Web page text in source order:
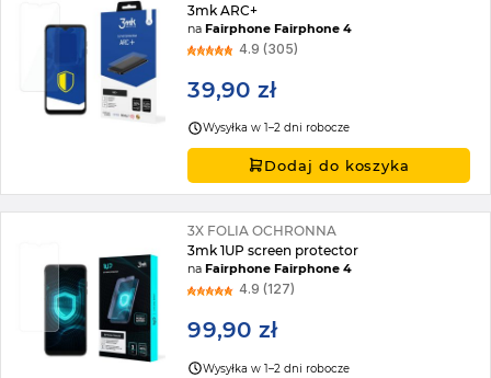
3mk ARC+
naFairphone Fairphone 4
4.9 (305)
39,90 zł
Wysyłka w 1–2 dni robocze
Dodaj do koszyka
3X FOLIA OCHRONNA
3mk 1UP screen protector
naFairphone Fairphone 4
4.9 (127)
99,90 zł
Wysyłka w 1–2 dni robocze